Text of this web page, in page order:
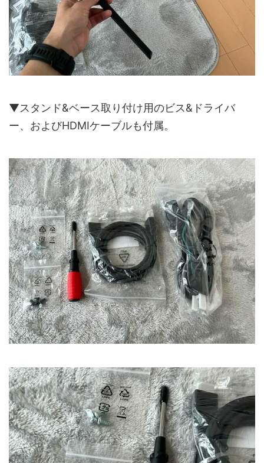
▼スタンド&ベース取り付け用のビス&ドライバ
ー、およびHDMIケーブルも付属。